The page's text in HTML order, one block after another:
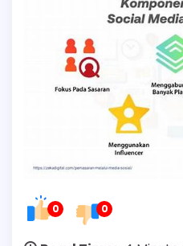
0 0